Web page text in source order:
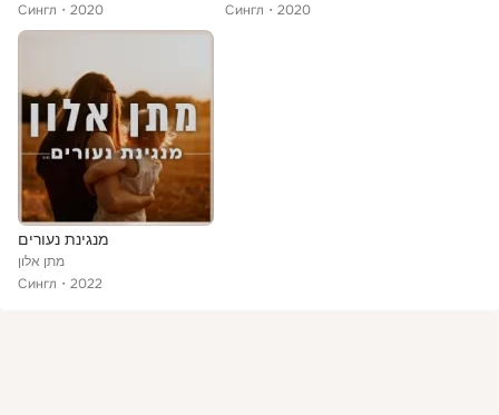
Сингл
2020
Сингл
2020
מנגינת נעורים
מתן אלון
Сингл
2022